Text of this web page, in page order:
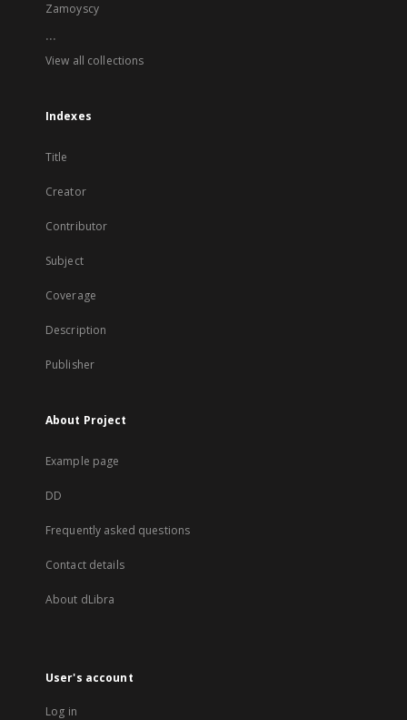
Zamoyscy
...
View all collections
Indexes
Title
Creator
Contributor
Subject
Coverage
Description
Publisher
About Project
Example page
DD
Frequently asked questions
Contact details
About dLibra
User's account
Log in